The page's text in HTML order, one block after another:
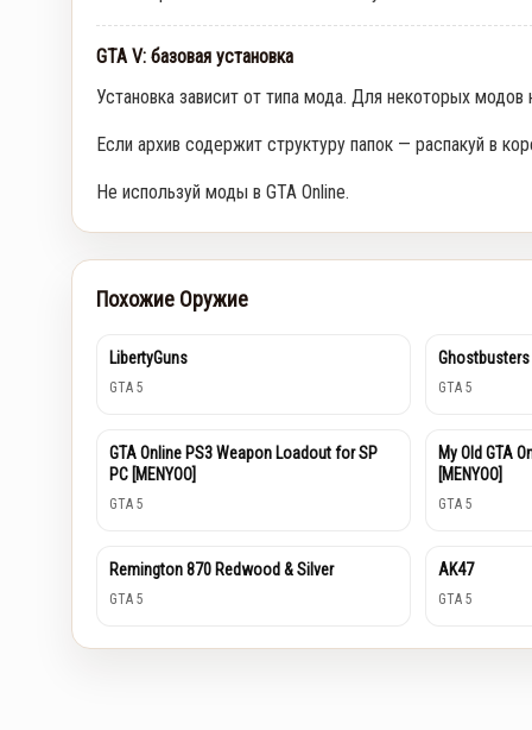
GTA V: базовая установка
Установка зависит от типа мода. Для некоторых
Если архив содержит структуру папок — распакуй в
Не используй моды в GTA Online.
Похожие Оружие
LibertyGuns
GTA 5
Ghostbusters
GTA 5
GTA Online PS3 Weapon Loadout for SP
PC [MENYOO]
GTA 5
My Old GTA
[MENYOO]
GTA 5
Remington 870 Redwood & Silver
GTA 5
AK47
GTA 5